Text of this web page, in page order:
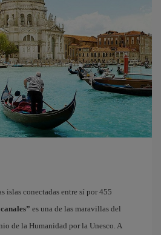
islas conectadas entre sí por 455
es una de las maravillas del
de la Humanidad por la Unesco. A